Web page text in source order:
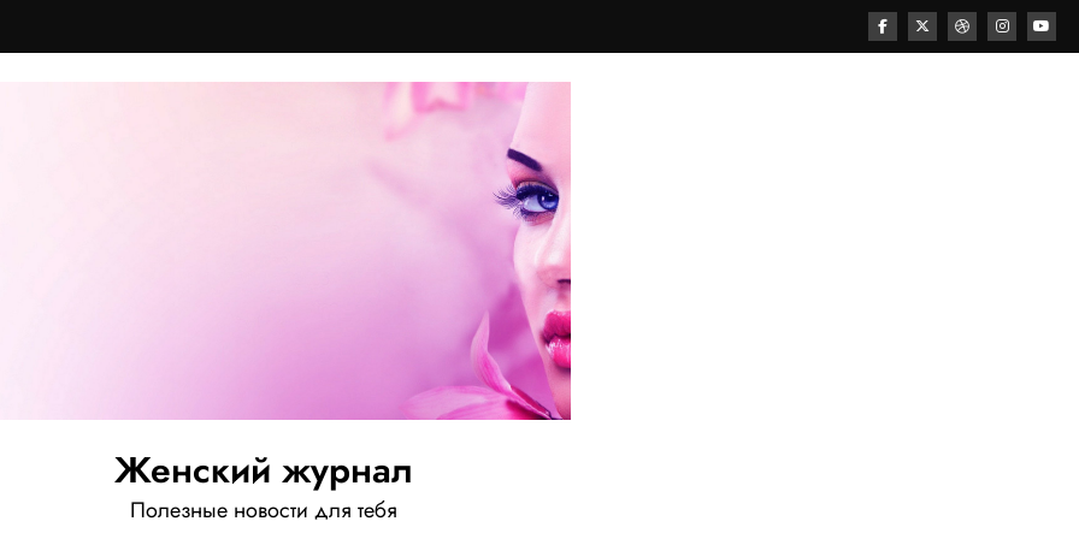
Женский журнал
Полезные новости для тебя